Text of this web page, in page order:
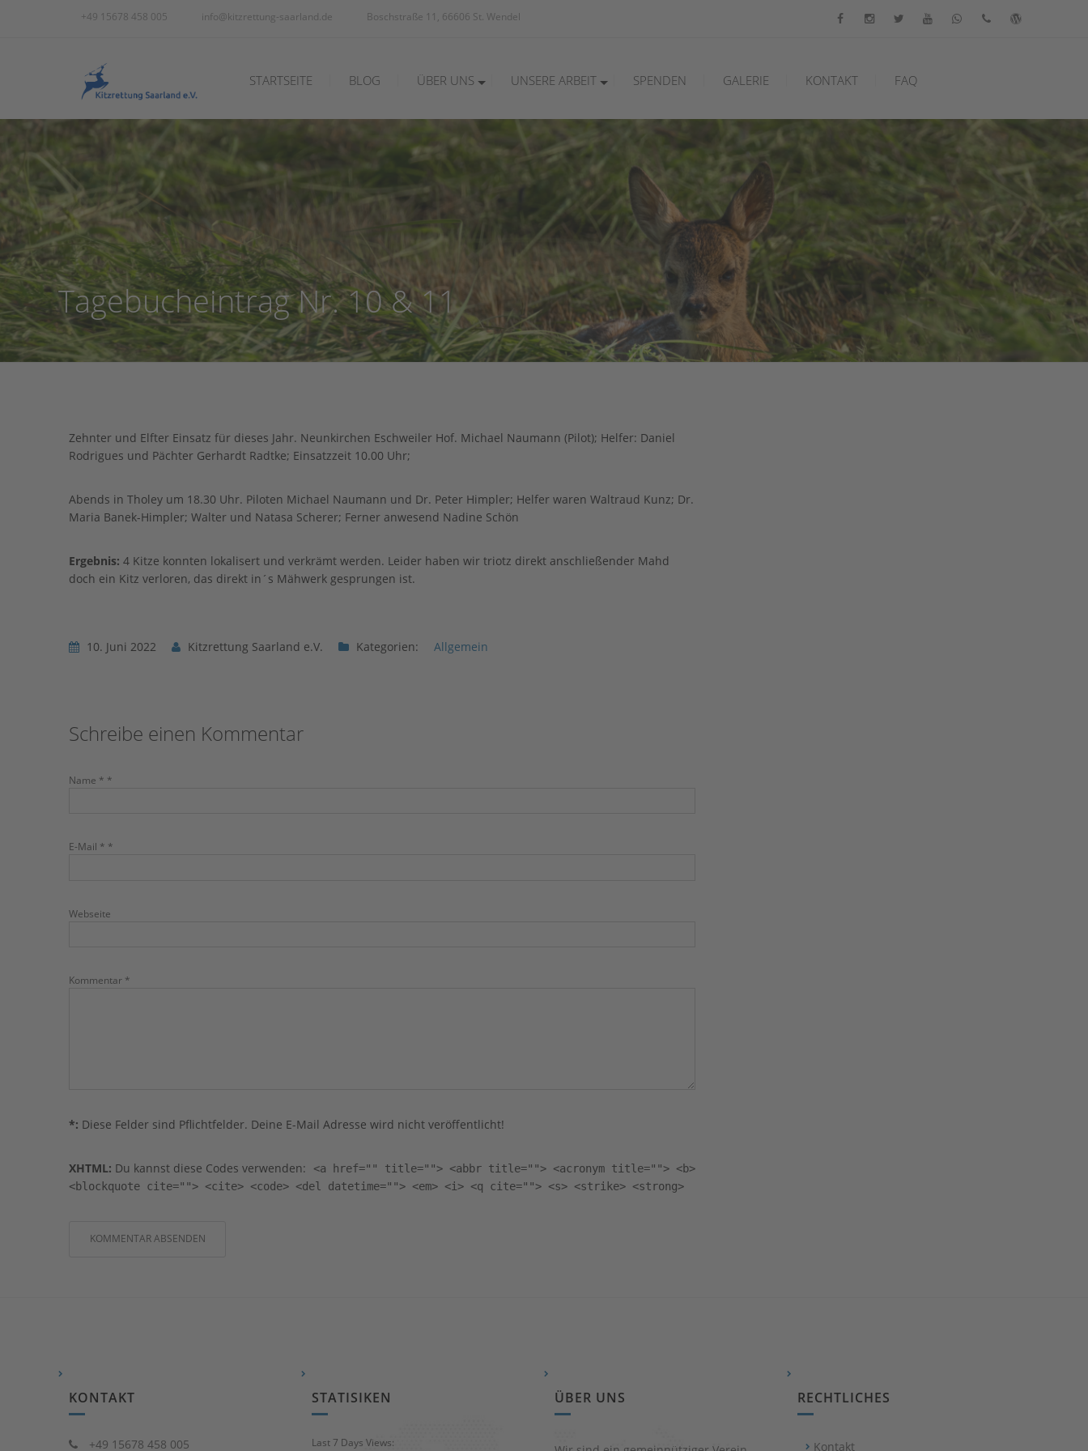
+49 15678 458 005 info@kitzrettung-saarland.de Boschstraße 11, 66606 St. Wendel
STARTSEITE BLOG ÜBER UNS
Netzwerk
UNSERE ARBEIT
Allgemeines
Infos für Landwirte
Infos für Jäger
Infos für Helfer
Wissenswertes
SPENDEN GALERIE KONTAKT FAQ
Tagebucheintrag Nr. 10 & 11
Zehnter und Elfter Einsatz für dieses Jahr. Neunkirchen Eschweiler Hof. Michael Naumann (Pilot); Helfer: Daniel
Rodrigues und Pächter Gerhardt Radtke; Einsatzzeit 10.00 Uhr;
Abends in Tholey um 18.30 Uhr. Piloten Michael Naumann und Dr. Peter Himpler; Helfer waren Waltraud Kunz; Dr.
Maria Banek-Himpler; Walter und Natasa Scherer; Ferner anwesend Nadine Schön
Ergebnis: 4 Kitze konnten lokalisert und verkrämt werden. Leider haben wir triotz direkt anschließender Mahd
doch ein Kitz verloren, das direkt in´s Mähwerk gesprungen ist.
10. Juni 2022 Kitzrettung Saarland e.V. Kategorien: Allgemein
Schreibe einen Kommentar
Name * *
E-Mail * *
Webseite
Kommentar *
*: Diese Felder sind Pflichtfelder. Deine E-Mail Adresse wird nicht veröffentlicht!
XHTML: Du kannst diese Codes verwenden:
<a href="" title=""> <abbr title=""> <acronym title=""> <b>
<blockquote cite=""> <cite> <code> <del datetime=""> <em> <i> <q cite=""> <s> <strike> <strong>
KONTAKT
+49 15678 458 005
STATISIKEN
Last 7 Days Views:
ÜBER UNS RECHTLICHES
Kontakt